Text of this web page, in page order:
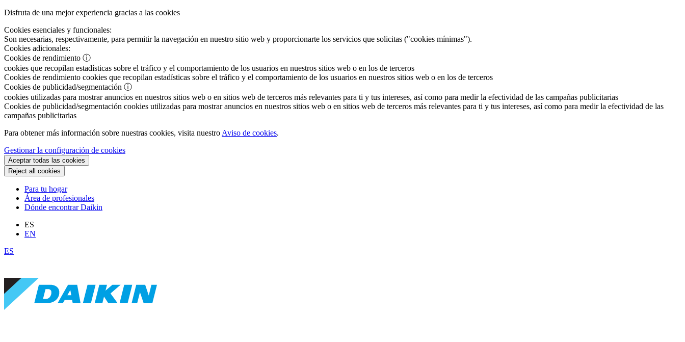
Disfruta de una mejor experiencia gracias a las cookies
Cookies esenciales y funcionales:
Son necesarias, respectivamente, para permitir la navegación en nuestro sitio web y proporcionarte los servicios que solicitas ("cookies mínimas").
Cookies adicionales:
Cookies de rendimiento ⓘ
cookies que recopilan estadísticas sobre el tráfico y el comportamiento de los usuarios en nuestros sitios web o en los de terceros
Cookies de rendimiento cookies que recopilan estadísticas sobre el tráfico y el comportamiento de los usuarios en nuestros sitios web o en los de terceros
Cookies de publicidad/segmentación ⓘ
cookies utilizadas para mostrar anuncios en nuestros sitios web o en sitios web de terceros más relevantes para ti y tus intereses, así como para medir la efectividad de las campañas publicitarias
Cookies de publicidad/segmentación cookies utilizadas para mostrar anuncios en nuestros sitios web o en sitios web de terceros más relevantes para ti y tus intereses, así como para medir la efectividad de las
campañas publicitarias
Para obtener más información sobre nuestras cookies, visita nuestro Aviso de cookies.
Gestionar la configuración de cookies
Aceptar todas las cookies
Reject all cookies
Para tu hogar
Área de profesionales
Dónde encontrar Daikin
ES
EN
ES